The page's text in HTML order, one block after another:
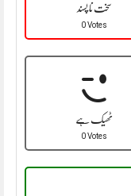
سخت نا پسند
0 Votes
ٹھیک ہے
0 Votes